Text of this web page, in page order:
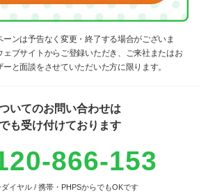
ンは予告なく変更・終了する場合がございま
ブサイトからご登録いただき、ご来社またはお
と面談をさせていただいた方に限ります。
いてのお問い合わせは
も受け付けております
866-153
イヤル / 携帯・PHPSからでもOKです